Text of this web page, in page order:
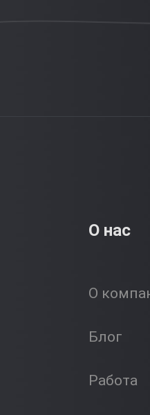
О нас
О
Блог
Работа